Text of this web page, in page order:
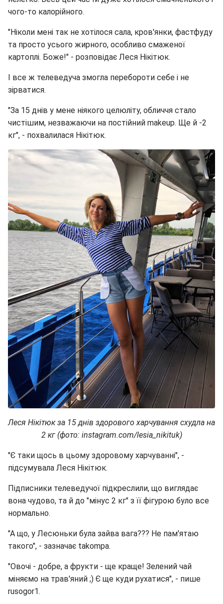
чого-то калорійного.
"Ніколи мені так не хотілося сала, кров'янки, фастфуду
та просто усього жирного, особливо смаженої
картоплі. Боже!" - розповідає Леся Нікітюк.
І все ж телеведуча змогла перебороти себе і не
зірватися.
"За 15 днів у мене ніякого целюліту, обличчя стало
чистішим, незважаючи на постійний makeup. Ще й -2
кг", - похвалилася Нікітюк.
Леся Нікітюк за 15 днів здорового харчування схудла на
2 кг (фото: instagram.com/lesia_nikituk)
"Є таки щось в цьому здоровому харчуванні", -
підсумувала Леся Нікітюк.
Підписники телеведучої підкреслили, що виглядає
вона чудово, та й до "мінус 2 кг" з її фігурою було все
нормально.
"А що, у Лесюньки була зайва вага??? Не пам'ятаю
такого", - зазначає takompa.
"Овочі - добре, а фрукти - ще краще! Зелений чай
міняємо на трав'яний ;) Є ще куди рухатися", - пише
rusogor1.